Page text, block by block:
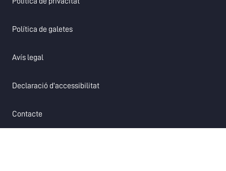
Política de galetesopens in a new tab
Avís legal
Declaració d'accessibilitatopens in a new tab
Contacte